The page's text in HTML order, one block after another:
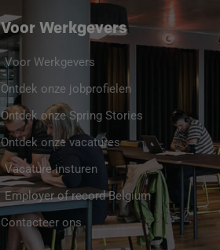
Voor Werkgevers
Voor Werkgevers
Ontdek onze jobprofielen
Ontdek onze Spring Stories
Ontdek onze vacatures
Vacature insturen
Employer of record Belgium
Contacteer ons